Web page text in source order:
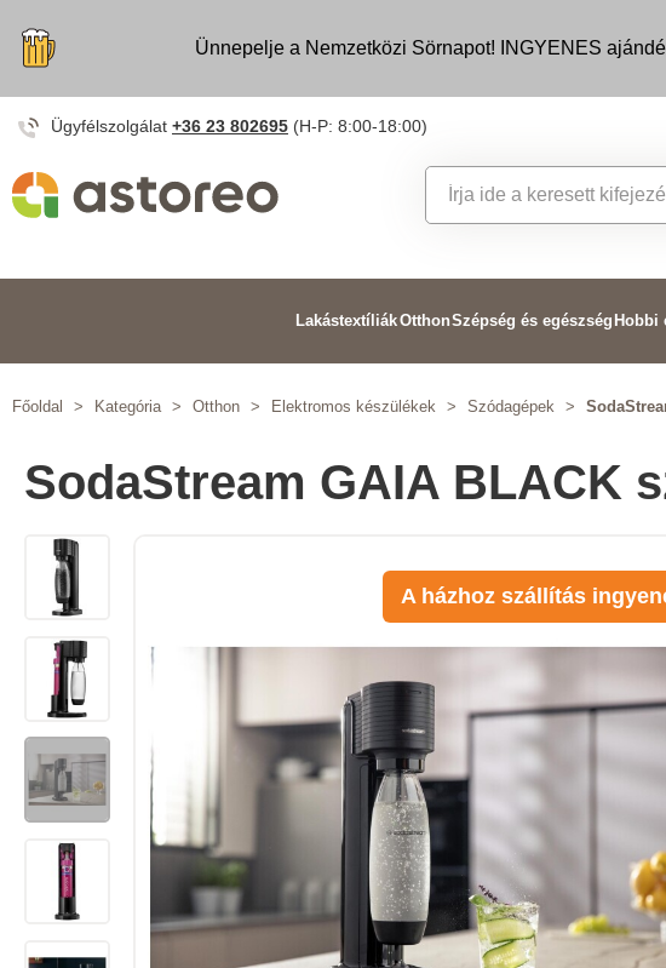
Ünnepelje a Nemzetközi Sörnapot! INGYENES
Ügyfélszolgálat +36 23 802695 (H-P: 8:00-18:00)
LakástextíliákOtthonSzépség és egészség Hobbi
Főoldal > Kategória > Otthon > Elektromos készülékek > Szódagépek >
SodaStream GAIA BLACK
A házhoz szállítás